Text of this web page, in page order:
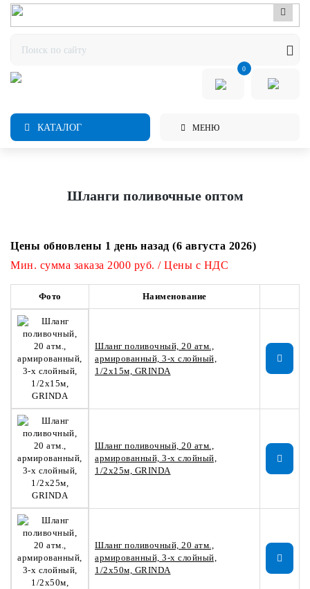
0
КАТАЛОГ МЕНЮ
Шланги поливочные оптом
Цены обновлены 1 день назад (6 августа 2026)
Мин. сумма заказа 2000 руб. / Цены с НДС
Фото Наименование
Шланг поливочный, 20 атм.,
армированный, 3-х слойный,
1/2х15м, GRINDA
Шланг поливочный, 20 атм.,
армированный, 3-х слойный,
1/2х25м, GRINDA
Шланг поливочный, 20 атм.,
армированный, 3-х слойный,
1/2х50м, GRINDA